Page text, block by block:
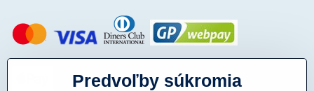
Predvoľby súkromia